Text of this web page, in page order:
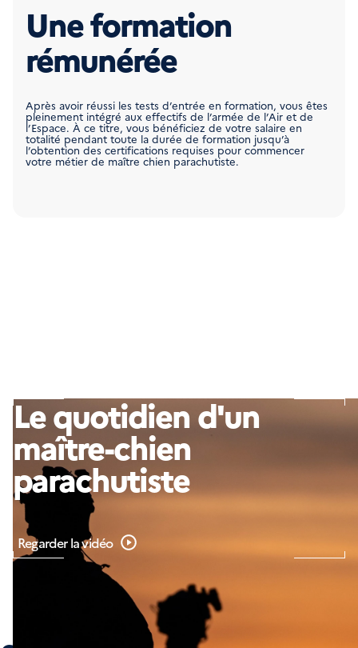
Une formation
rémunérée
Après avoir réussi les tests d’entrée en formation, vous êtes
pleinement intégré aux effectifs de l’armée de l’Air et de
l’Espace. À ce titre, vous bénéficiez de votre salaire en
totalité pendant toute la durée de formation jusqu’à
l’obtention des certifications requises pour commencer
votre métier de maître chien parachutiste.
Le quotidien d'un
maître-chien
parachutiste
Regarder la vidéo